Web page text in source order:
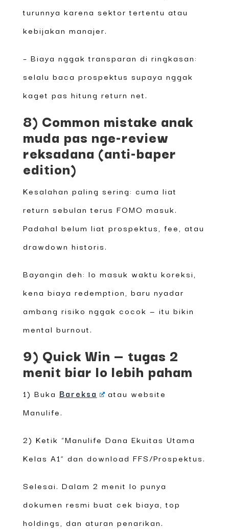
turunnya karena sektor tertentu atau
kebijakan manajer.
– Biaya nggak transparan di ringkasan:
selalu baca prospektus supaya nggak
kaget pas hitung return net.
8) Common mistake anak
muda pas nge-review
reksadana (anti-baper
edition)
Kesalahan paling sering: cuma liat
return sebulan terus FOMO masuk.
Padahal belum liat prospektus, fee, atau
drawdown historis.
Bayangin deh: lo masuk waktu koreksi,
kena biaya redemption, baru nyadar
ambang risiko nggak cocok — itu bikin
mental burnout.
9) Quick Win — tugas 2
menit biar lo lebih paham
1) Buka Bareksa
atau website
Manulife.
2) Ketik “Manulife Dana Ekuitas Utama
Kelas A1” dan download FFS/Prospektus.
Selesai. Dalam 2 menit lo punya
dokumen resmi buat cek biaya, top
holdings, dan aturan penarikan.